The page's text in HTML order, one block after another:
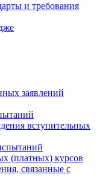
и требования
заявлений
вступительных
(платных) курсов
связанные с